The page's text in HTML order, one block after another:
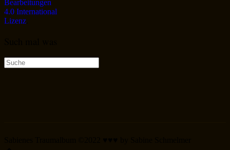
Bearbeitungen
4.0 International
Lizenz
Suche
nach: